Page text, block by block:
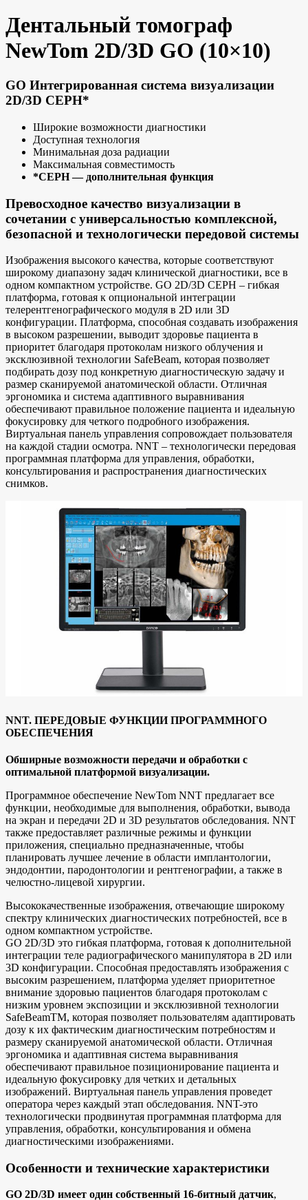
Дентальный томограф
NewTom 2D/3D GO (10×10)
GO Интегрированная система визуализации
2D/3D CEPH*
Широкие возможности диагностики
Доступная технология
Минимальная доза радиации
Максимальная совместимость
*CEPH — дополнительная функция
Превосходное качество визуализации в
сочетании с универсальностью комплексной,
безопасной и технологически передовой системы
Изображения высокого качества, которые соответствуют
широкому диапазону задач клинической диагностики, все в
одном компактном устройстве. GO 2D/3D CEPH – гибкая
платформа, готовая к опциональной интеграции
телерентгенографического модуля в 2D или 3D
конфигурации. Платформа, способная создавать изображения
в высоком разрешении, выводит здоровье пациента в
приоритет благодаря протоколам низкого облучения и
эксклюзивной технологии SafeBeam, которая позволяет
подбирать дозу под конкретную диагностическую задачу и
размер сканируемой анатомической области. Отличная
эргономика и система адаптивного выравнивания
обеспечивают правильное положение пациента и идеальную
фокусировку для четкого подробного изображения.
Виртуальная панель управления сопровождает пользователя
на каждой стадии осмотра. NNT – технологически передовая
программная платформа для управления, обработки,
консультирования и распространения диагностических
снимков.
NNT. ПЕРЕДОВЫЕ ФУНКЦИИ ПРОГРАММНОГО
ОБЕСПЕЧЕНИЯ
Обширные возможности передачи и обработки с
оптимальной платформой визуализации.
Программное обеспечение NewTom NNT предлагает все
функции, необходимые для выполнения, обработки, вывода
на экран и передачи 2D и 3D результатов обследования. NNT
также предоставляет различные режимы и функции
приложения, специально предназначенные, чтобы
планировать лучшее лечение в области имплантологии,
эндодонтии, пародонтологии и рентгенографии, а также в
челюстно-лицевой хирургии.
Высококачественные изображения, отвечающие широкому
спектру клинических диагностических потребностей, все в
одном компактном устройстве.
GO 2D/3D это гибкая платформа, готовая к дополнительной
интеграции теле радиографического манипулятора в 2D или
3D конфигурации. Способная предоставлять изображения с
высоким разрешением, платформа уделяет приоритетное
внимание здоровью пациентов благодаря протоколам с
низким уровнем экспозиции и эксклюзивной технологии
SafeBeamTM, которая позволяет пользователям адаптировать
дозу к их фактическим диагностическим потребностям и
размеру сканируемой анатомической области. Отличная
эргономика и адаптивная система выравнивания
обеспечивают правильное позиционирование пациента и
идеальную фокусировку для четких и детальных
изображений. Виртуальная панель управления проведет
оператора через каждый этап обследования. NNT-это
технологически продвинутая программная платформа для
управления, обработки, консультирования и обмена
диагностическими изображениями.
Особенности и технические характеристики
GO 2D/3D имеет один собственный 16-битный датчик,